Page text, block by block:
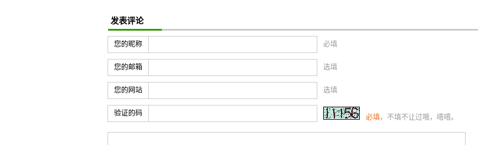
发表评论
您的昵称 必填
您的邮箱 选填
您的网站 选填
验证的码 必填，不填不让过哦，嘻嘻。